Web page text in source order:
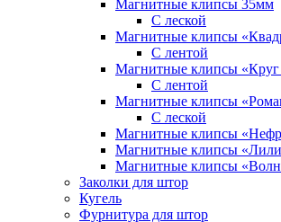
Магнитные клипсы 35мм
С леской
Магнитные клипсы
С лентой
Магнитные клипсы
С лентой
Магнитные клипсы
С леской
Магнитные клипсы
Магнитные клипсы
Магнитные клипсы
Заколки для штор
Кугель
Фурнитура для штор